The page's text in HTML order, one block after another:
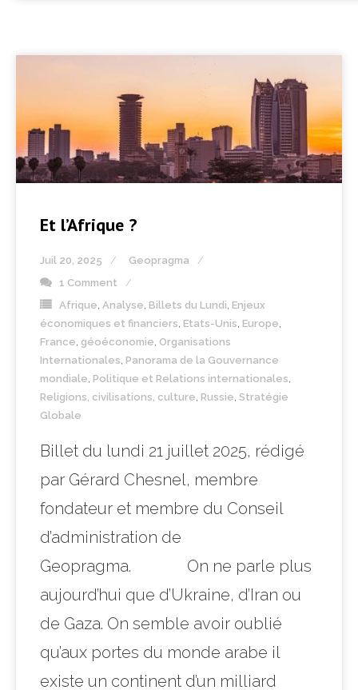
Et l’Afrique ?
Juil 20, 2025
Geopragma
1 Comment
Afrique, Analyse, Billets du Lundi, Enjeux
économiques et financiers, Etats-Unis, Europe,
France, géoéconomie, Organisations
Internationales, Panorama de la Gouvernance
mondiale, Politique et Relations internationales,
Religions, civilisations, culture, Russie, Stratégie
Globale
Billet du lundi 21 juillet 2025, rédigé
par Gérard Chesnel, membre
fondateur et membre du Conseil
d’administration de
Geopragma. On ne parle plus
aujourd’hui que d’Ukraine, d’Iran ou
de Gaza. On semble avoir oublié
qu’aux portes du monde arabe il
existe un continent d’un milliard